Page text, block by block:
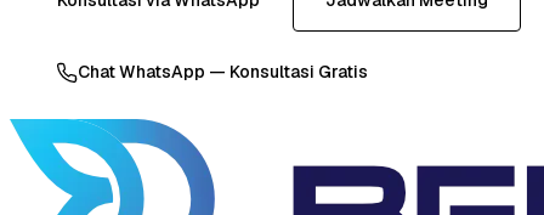
Chat WhatsApp — Konsultasi Gratis